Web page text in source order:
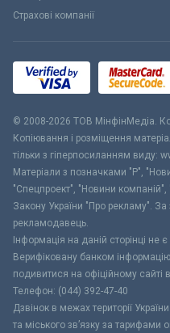
Страхові компанії
© 2008-2026 ТОВ МiнфiнМедiа.
Копіювання і розміщення
тільки з гіперпосиланням виду:
Матеріали з позначками "Р",
"Спецпроект", "Новини
Закону України "Про рекламу". За
рекламодавець.
Інформація на даній сторінці не
Верифіковану банком
подивитися на офіційному сайті
Телефон: (044) 392-47-40
Дзвінок в межах території
та міського зв’язку за тарифами